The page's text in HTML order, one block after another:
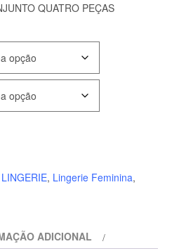
QUATRO PEÇAS
LINGERIE, Lingerie Feminina,
ADICIONAL